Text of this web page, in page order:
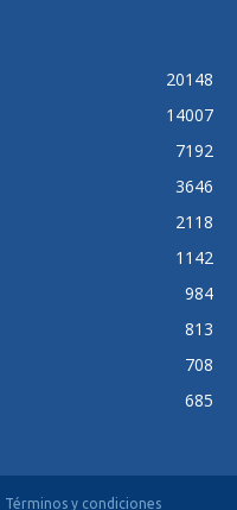
20148
14007
7192
3646
2118
1142
984
813
708
685
Términos y condiciones